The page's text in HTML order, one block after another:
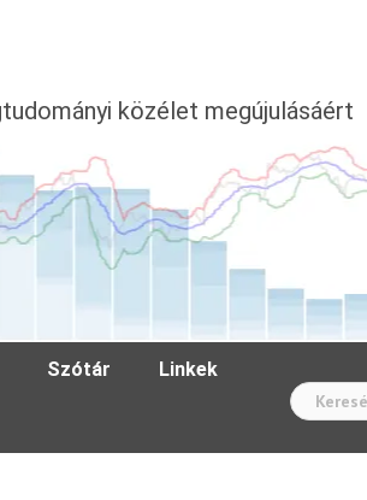
közélet megújulásáért
Szótár Linkek